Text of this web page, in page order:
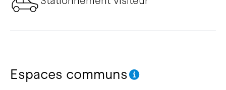
Espaces communs